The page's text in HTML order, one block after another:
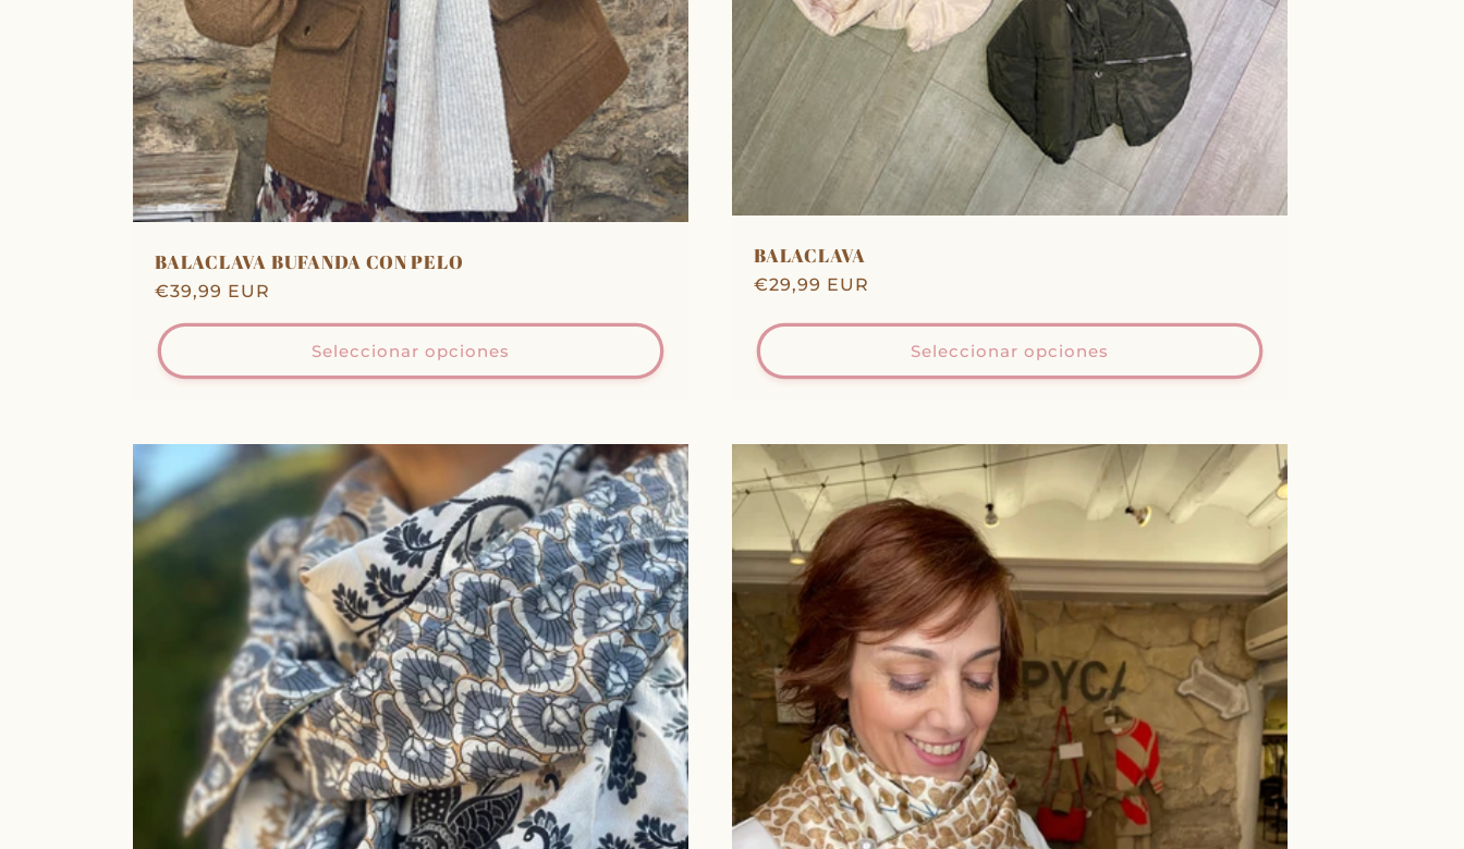
BALACLAVA BUFANDA CON PELO
Precio
habitual
€39,99 EUR
Seleccionar opciones
BALACLAVA
Precio
€29,99 EUR
Seleccionar opciones